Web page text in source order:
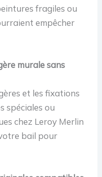
fragiles ou
empêcher
murale sans
et les fixations
spéciales ou
chez Leroy Merlin
bail pour